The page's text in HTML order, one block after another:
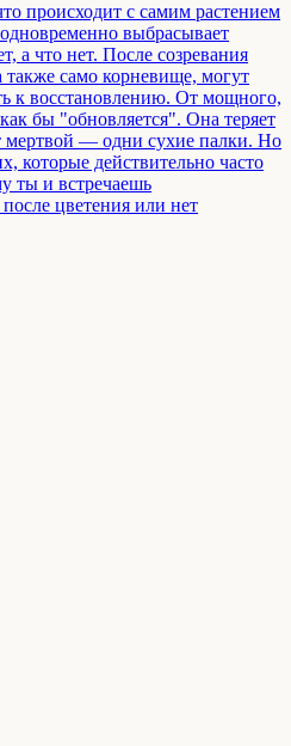
происходит с самим растением
выбрасывает
а что нет. После созревания
само корневище, могут
к восстановлению. От мощного,
бы "обновляется". Она теряет
мертвой — одни сухие палки. Но
которые действительно часто
ты и встречаешь
цветения или нет